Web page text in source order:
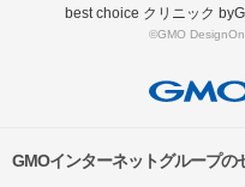
best choice クリニック
©GMO
GMOインターネットグループの